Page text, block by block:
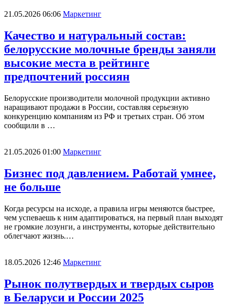
21.05.2026 06:06 Маркетинг
Качество и натуральный состав:
белорусские молочные бренды заняли
высокие места в рейтинге
предпочтений россиян
Белорусские производители молочной продукции активно
наращивают продажи в России, составляя серьезную
конкуренцию компаниям из РФ и третьих стран. Об этом
сообщили в …
21.05.2026 01:00 Маркетинг
Бизнес под давлением. Работай умнее,
не больше
Когда ресурсы на исходе, а правила игры меняются быстрее,
чем успеваешь к ним адаптироваться, на первый план выходят
не громкие лозунги, а инструменты, которые действительно
облегчают жизнь.…
18.05.2026 12:46 Маркетинг
Рынок полутвердых и твердых сыров
в Беларуси и России 2025